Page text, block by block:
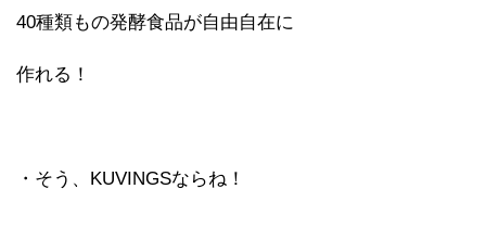
40種類もの発酵食品が自由自在に
作れる！
・そう、KUVINGSならね！